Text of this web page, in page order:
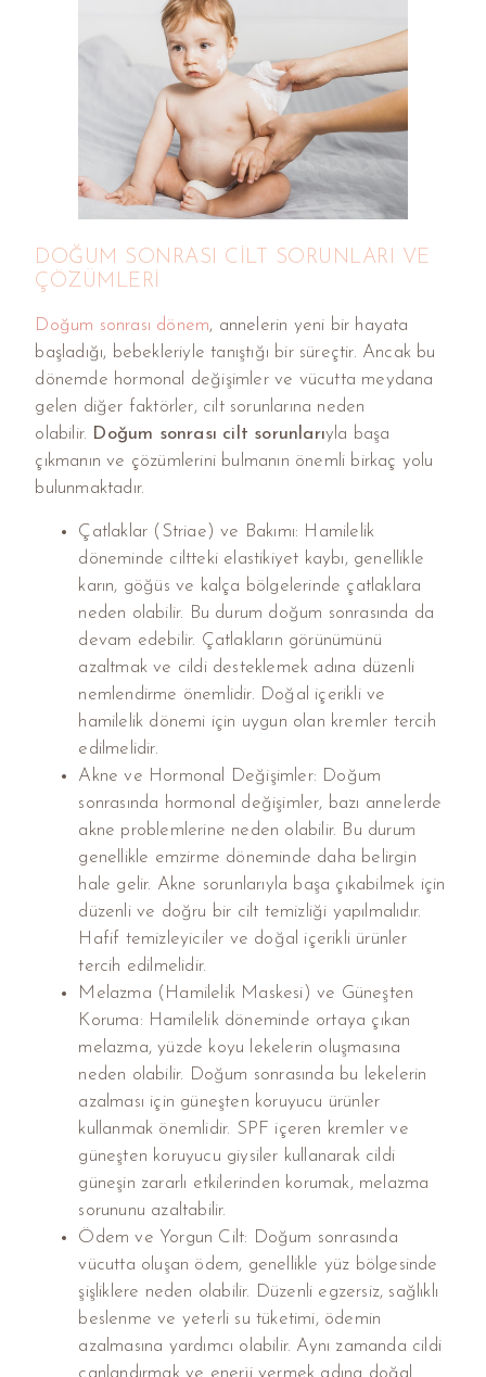
DOĞUM SONRASI CILT SORUNLARI VE
ÇÖZÜMLERI
Doğum sonrası dönem, annelerin yeni bir hayata
başladığı, bebekleriyle tanıştığı bir süreçtir. Ancak bu
dönemde hormonal değişimler ve vücutta meydana
gelen diğer faktörler, cilt sorunlarına neden
olabilir. Doğum sonrası cilt sorunlarıyla başa
çıkmanın ve çözümlerini bulmanın önemli birkaç yolu
bulunmaktadır.
Çatlaklar (Striae) ve Bakımı: Hamilelik
döneminde ciltteki elastikiyet kaybı, genellikle
karın, göğüs ve kalça bölgelerinde çatlaklara
neden olabilir. Bu durum doğum sonrasında da
devam edebilir. Çatlakların görünümünü
azaltmak ve cildi desteklemek adına düzenli
nemlendirme önemlidir. Doğal içerikli ve
hamilelik dönemi için uygun olan kremler tercih
edilmelidir.
Akne ve Hormonal Değişimler: Doğum
sonrasında hormonal değişimler, bazı annelerde
akne problemlerine neden olabilir. Bu durum
genellikle emzirme döneminde daha belirgin
hale gelir. Akne sorunlarıyla başa çıkabilmek için
düzenli ve doğru bir cilt temizliği yapılmalıdır.
Hafif temizleyiciler ve doğal içerikli ürünler
tercih edilmelidir.
Melazma (Hamilelik Maskesi) ve Güneşten
Koruma: Hamilelik döneminde ortaya çıkan
melazma, yüzde koyu lekelerin oluşmasına
neden olabilir. Doğum sonrasında bu lekelerin
azalması için güneşten koruyucu ürünler
kullanmak önemlidir. SPF içeren kremler ve
güneşten koruyucu giysiler kullanarak cildi
güneşin zararlı etkilerinden korumak, melazma
sorununu azaltabilir.
Ödem ve Yorgun Cilt: Doğum sonrasında
vücutta oluşan ödem, genellikle yüz bölgesinde
şişliklere neden olabilir. Düzenli egzersiz, sağlıklı
beslenme ve yeterli su tüketimi, ödemin
azalmasına yardımcı olabilir. Aynı zamanda cildi
canlandırmak ve enerji vermek adına doğal